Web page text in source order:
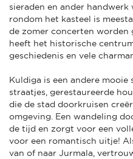
sieraden en ander
rondom het kasteel is
de zomer concerten worden
heeft het historische
geschiedenis en vele
Kuldiga is een andere mooie
straatjes, gerestaureerde
die de stad doorkruisen
omgeving. Een wandeling
de tijd en zorgt voor een
voor een romantisch uitje!
van of naar Jurmala,